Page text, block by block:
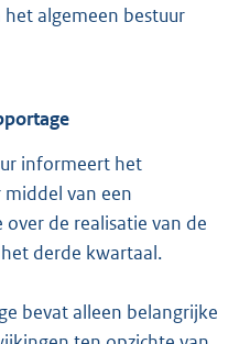
algemeen bestuur
informeert het
van een
de realisatie van de
derde kwartaal.
bevat alleen belangrijke